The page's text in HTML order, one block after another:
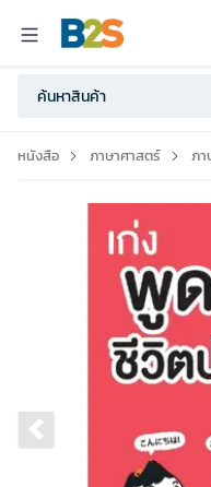
หนังสือ ภาษาศาสตร์ ภ
Previous